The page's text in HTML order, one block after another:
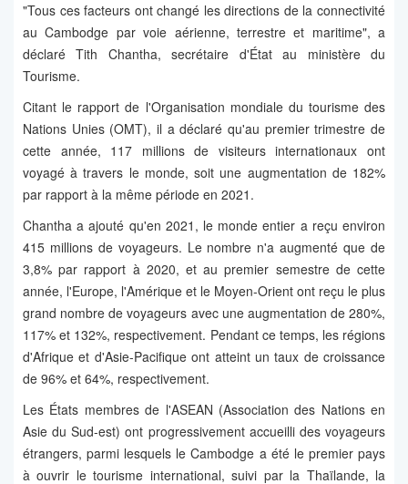
"Tous ces facteurs ont changé les directions de la connectivité
au Cambodge par voie aérienne, terrestre et maritime", a
déclaré Tith Chantha, secrétaire d'État au ministère du
Tourisme.
Citant le rapport de l'Organisation mondiale du tourisme des
Nations Unies (OMT), il a déclaré qu'au premier trimestre de
cette année, 117 millions de visiteurs internationaux ont
voyagé à travers le monde, soit une augmentation de 182%
par rapport à la même période en 2021.
Chantha a ajouté qu'en 2021, le monde entier a reçu environ
415 millions de voyageurs. Le nombre n'a augmenté que de
3,8% par rapport à 2020, et au premier semestre de cette
année, l'Europe, l'Amérique et le Moyen-Orient ont reçu le plus
grand nombre de voyageurs avec une augmentation de 280%,
117% et 132%, respectivement. Pendant ce temps, les régions
d'Afrique et d'Asie-Pacifique ont atteint un taux de croissance
de 96% et 64%, respectivement.
Les États membres de l'ASEAN (Association des Nations en
Asie du Sud-est) ont progressivement accueilli des voyageurs
étrangers, parmi lesquels le Cambodge a été le premier pays
à ouvrir le tourisme international, suivi par la Thaïlande, la